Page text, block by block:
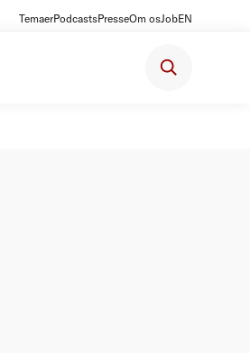
TemaerPodcastsPresseOm osJobEN